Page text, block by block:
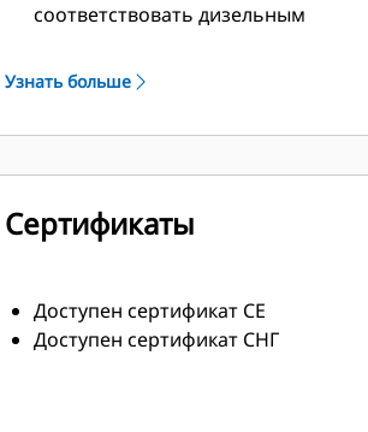
соответствовать дизельным
производительности и
Надежная система изоляции, класс
Узнать больше
Сертификаты
Доступен сертификат СЕ
Доступен сертификат СНГ